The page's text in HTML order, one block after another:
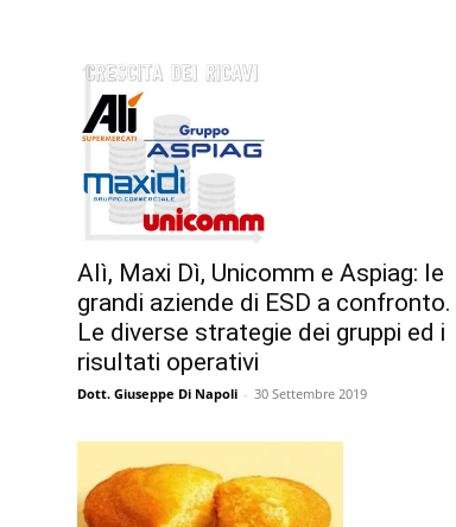
Alì, Maxi Dì, Unicomm e Aspiag: le
grandi aziende di ESD a confronto.
Le diverse strategie dei gruppi ed i
risultati operativi
Dott. Giuseppe Di Napoli - 30 Settembre 2019